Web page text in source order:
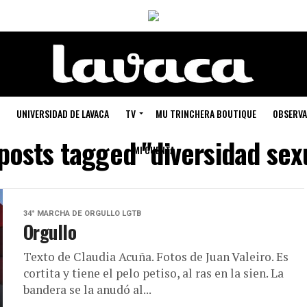
UNIVERSIDAD DE LAVACA TV MU TRINCHERA BOUTIQUE
MI CUENTA
tagged "diversidad
34° MARCHA DE ORGULLO LGTB
Orgullo
Texto de Claudia Acuña. Fotos de Juan Valeiro. Es
cortita y tiene el pelo petiso, al ras en la sien. La
bandera se la anudó al...